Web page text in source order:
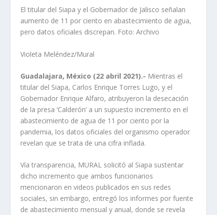
El titular del Siapa y el Gobernador de Jalisco señalan
aumento de 11 por ciento en abastecimiento de agua,
pero datos oficiales discrepan. Foto: Archivo
Violeta Meléndez/Mural
Guadalajara, México (22 abril 2021).- Mientras el
titular del Siapa, Carlos Enrique Torres Lugo, y el
Gobernador Enrique Alfaro, atribuyeron la desecación
de la presa ‘Calderón’ a un supuesto incremento en el
abastecimiento de agua de 11 por ciento por la
pandemia, los datos oficiales del organismo operador
revelan que se trata de una cifra inflada.
Vía transparencia, MURAL solicitó al Siapa sustentar
dicho incremento que ambos funcionarios
mencionaron en videos publicados en sus redes
sociales, sin embargo, entregó los informes por fuente
de abastecimiento mensual y anual, donde se revela